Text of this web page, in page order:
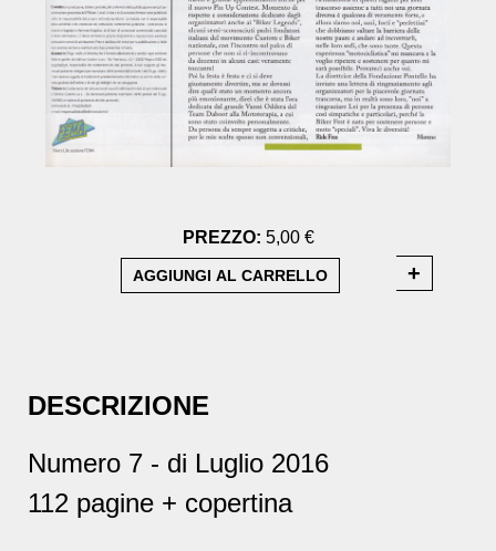
PREZZO: 5,00 €
DESCRIZIONE
Numero 7 - di Luglio 2016
112 pagine + copertina